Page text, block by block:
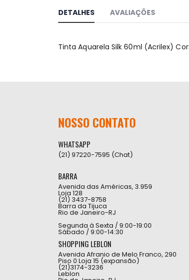
o
início
de
DETALHES
Tinta Aquarela Silk 60ml (Acrilex)
AVALIAÇÕES
NOSSO CONTATO
WHATSAPP
(21) 97220-7595 (Chat)
BARRA
Avenida das Américas, 3.959
Loja 128
(21) 3437-8758
Barra da Tijuca
Rio de Janeiro-RJ
Segunda à Sexta / 9:00-19:00
Sábado / 9:00-14:30
SHOPPING LEBLON
Avenida Afranio de Melo Franco, 290
Piso 0 Loja 15 (expansão)
(21)3174-3236
Leblon